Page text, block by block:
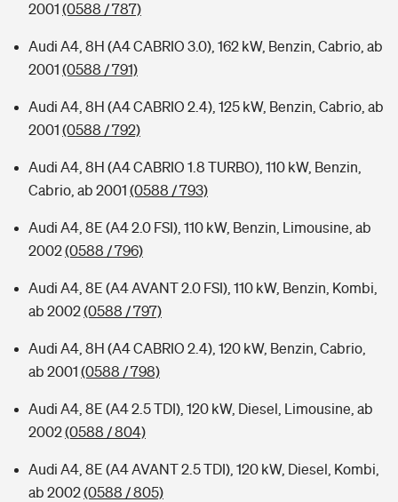
2001 (0588 / 787)
Audi A4, 8H (A4 CABRIO 3.0), 162 kW, Benzin, Cabrio, ab
2001 (0588 / 791)
Audi A4, 8H (A4 CABRIO 2.4), 125 kW, Benzin, Cabrio, ab
2001 (0588 / 792)
Audi A4, 8H (A4 CABRIO 1.8 TURBO), 110 kW, Benzin,
Cabrio, ab 2001 (0588 / 793)
Audi A4, 8E (A4 2.0 FSI), 110 kW, Benzin, Limousine, ab
2002(0588 / 796)
Audi A4, 8E (A4 AVANT 2.0 FSI), 110 kW, Benzin, Kombi,
ab 2002(0588 / 797)
Audi A4, 8H (A4 CABRIO 2.4), 120 kW, Benzin, Cabrio,
ab 2001 (0588 / 798)
Audi A4, 8E (A4 2.5 TDI), 120 kW, Diesel, Limousine, ab
2002(0588 / 804)
Audi A4, 8E (A4 AVANT 2.5 TDI), 120 kW, Diesel, Kombi,
ab 2002(0588 / 805)